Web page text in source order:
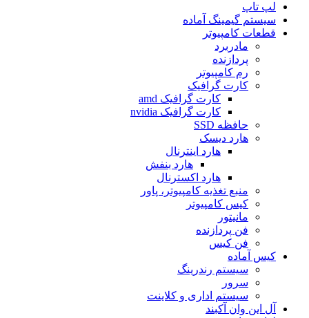
لپ تاپ
سیستم گیمینگ آماده
قطعات کامپیوتر
مادربرد
پردازنده
رم کامپیوتر
کارت گرافیک
کارت گرافیک amd
کارت گرافیک nvidia
حافظه SSD
هارد دیسک
هارد اینترنال
هارد بنفش
هارد اکسترنال
منبع تغذیه کامپیوتر، پاور
کیس کامپیوتر
مانیتور
فن پردازنده
فن کیس
کیس آماده
سیستم رندرینگ
سرور
سیستم‌ اداری و کلاینت
آل این وان آکبند